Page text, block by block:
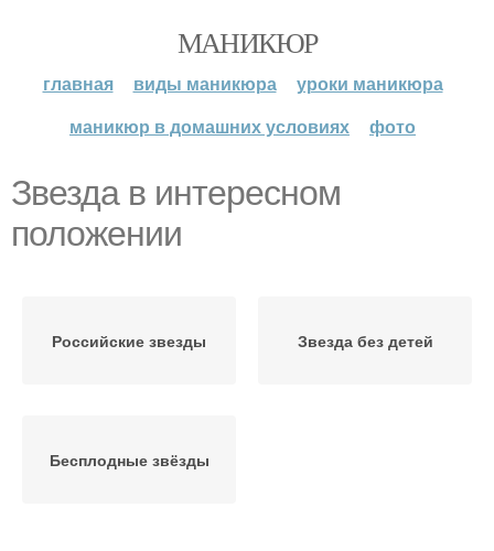
МАНИКЮР
главная виды маникюра
уроки маникюра
маникюр в домашних условиях
фото
Звезда в интересном
положении
Российские звезды Звезда без детей
Бесплодные звёзды